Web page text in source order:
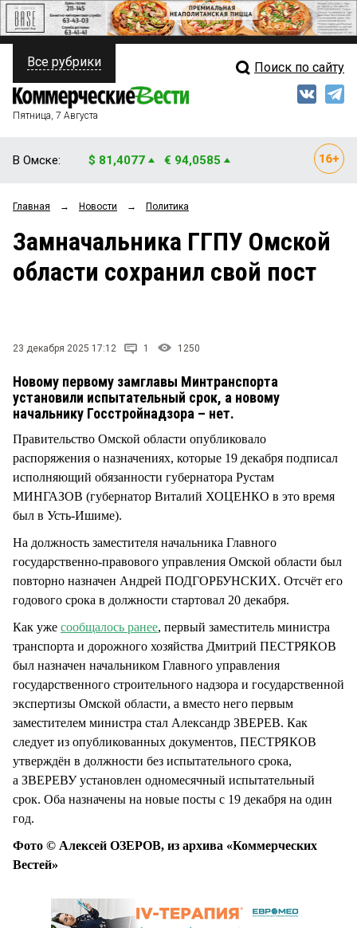
ПОЛИТИКА
ФИНАНСЫ
ОБЩЕСТВО
ЗАКОН
НОВОСТИ КОМПАНИЙ
СТИЛЬ ЖИЗНИ
Свежий выпуск
Рейтинги
Блоги
Все рубрики Поиск по сайту
Пятница, 7 Августа
В Омске: $ 81,4077 € 94,0585
Главная → Новости → Политика
Замначальника ГГПУ Омской
области сохранил свой пост
23 декабря 2025 17:12 1 1250
Новому первому замглавы Минтранспорта
установили испытательный срок, а новому
начальнику Госстройнадзора – нет.
Правительство Омской области опубликовало
распоряжения о назначениях, которые 19 декабря подписал
исполняющий обязанности губернатора Рустам
МИНГАЗОВ (губернатор Виталий ХОЦЕНКО в это время
был в Усть-Ишиме).
На должность заместителя начальника Главного
государственно-правового управления Омской области был
повторно назначен Андрей ПОДГОРБУНСКИХ. Отсчёт его
годового срока в должности стартовал 20 декабря.
Как уже сообщалось ранее, первый заместитель министра
транспорта и дорожного хозяйства Дмитрий ПЕСТРЯКОВ
был назначен начальником Главного управления
государственного строительного надзора и государственной
экспертизы Омской области, а вместо него первым
заместителем министра стал Александр ЗВЕРЕВ. Как
следует из опубликованных документов, ПЕСТРЯКОВ
утверждён в должности без испытательного срока,
а ЗВЕРЕВУ установлен одномесячный испытательный
срок. Оба назначены на новые посты с 19 декабря на один
год.
Фото © Алексей ОЗЕРОВ, из архива «Коммерческих
Вестей»